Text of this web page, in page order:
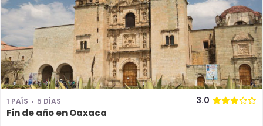
1 PAÍS 5 DÍAS 3.0
Fin de año en Oaxaca